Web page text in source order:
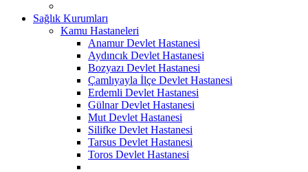
Sağlık Kurumları
Kamu Hastaneleri
Anamur Devlet Hastanesi
Aydıncık Devlet Hastanesi
Bozyazı Devlet Hastanesi
Çamlıyayla İlçe Devlet Hastanesi
Erdemli Devlet Hastanesi
Gülnar Devlet Hastanesi
Mut Devlet Hastanesi
Silifke Devlet Hastanesi
Tarsus Devlet Hastanesi
Toros Devlet Hastanesi